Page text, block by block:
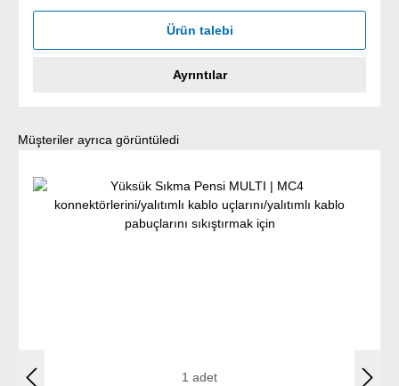
5 yıldız üzerinden 4 ortalama puanı
Ürün talebi
Ayrıntılar
Ürün galerisini atla
Müşteriler ayrıca görüntüledi
1 adet